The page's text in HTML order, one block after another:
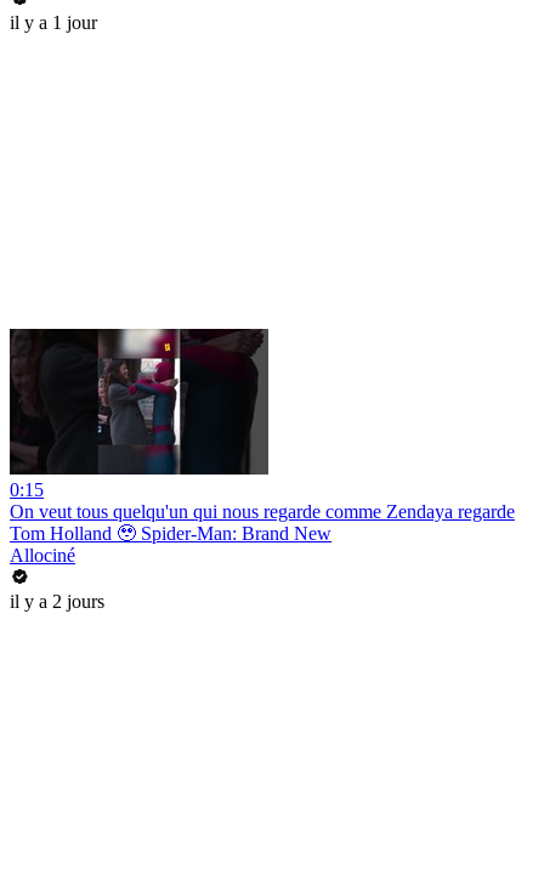
il y a 1 jour
0:15
On veut tous quelqu'un qui nous regarde comme Zendaya regarde
Tom Holland 🥹 Spider-Man: Brand New
Allociné
il y a 2 jours